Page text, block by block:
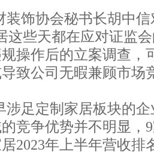
装饰协会秘书长胡中
这些天都在应对证监
操作后的立案调查，
致公司无暇兼顾市场
涉足定制家居板块的
竞争优势并不明显，
2023年上半年营收排